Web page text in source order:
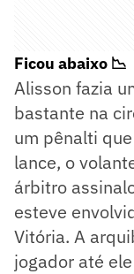
Ficou abaixo 📉
Alisson fazia
bastante na
um pênalti
lance, o
árbitro
esteve
Vitória. A
jogador até